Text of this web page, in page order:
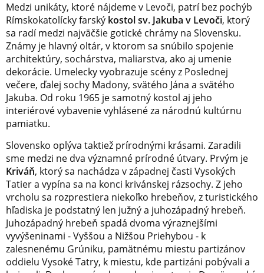
Medzi unikáty, ktoré nájdeme v Levoči, patrí bez pochýb
Rímskokatolícky farský kostol sv. Jakuba v Levoči, ktorý
sa radí medzi najväčšie gotické chrámy na Slovensku.
Známy je hlavný oltár, v ktorom sa snúbilo spojenie
architektúry, sochárstva, maliarstva, ako aj umenie
dekorácie. Umelecky vyobrazuje scény z Poslednej
večere, ďalej sochy Madony, svätého Jána a svätého
Jakuba. Od roku 1965 je samotný kostol aj jeho
interiérové vybavenie vyhlásené za národnú kultúrnu
pamiatku.
Slovensko oplýva taktiež prírodnými krásami. Zaradili
sme medzi ne dva významné prírodné útvary. Prvým je
Kriváň, ktorý sa nachádza v západnej časti Vysokých
Tatier a vypína sa na konci krivánskej rázsochy. Z jeho
vrcholu sa rozprestiera niekoľko hrebeňov, z turistického
hľadiska je podstatný len južný a juhozápadný hrebeň.
Juhozápadný hrebeň spadá dvoma výraznejšími
vyvýšeninami - Vyššou a Nižšou Priehybou - k
zalesnenému Grúniku, pamätnému miestu partizánov
oddielu Vysoké Tatry, k miestu, kde partizáni pobývali a